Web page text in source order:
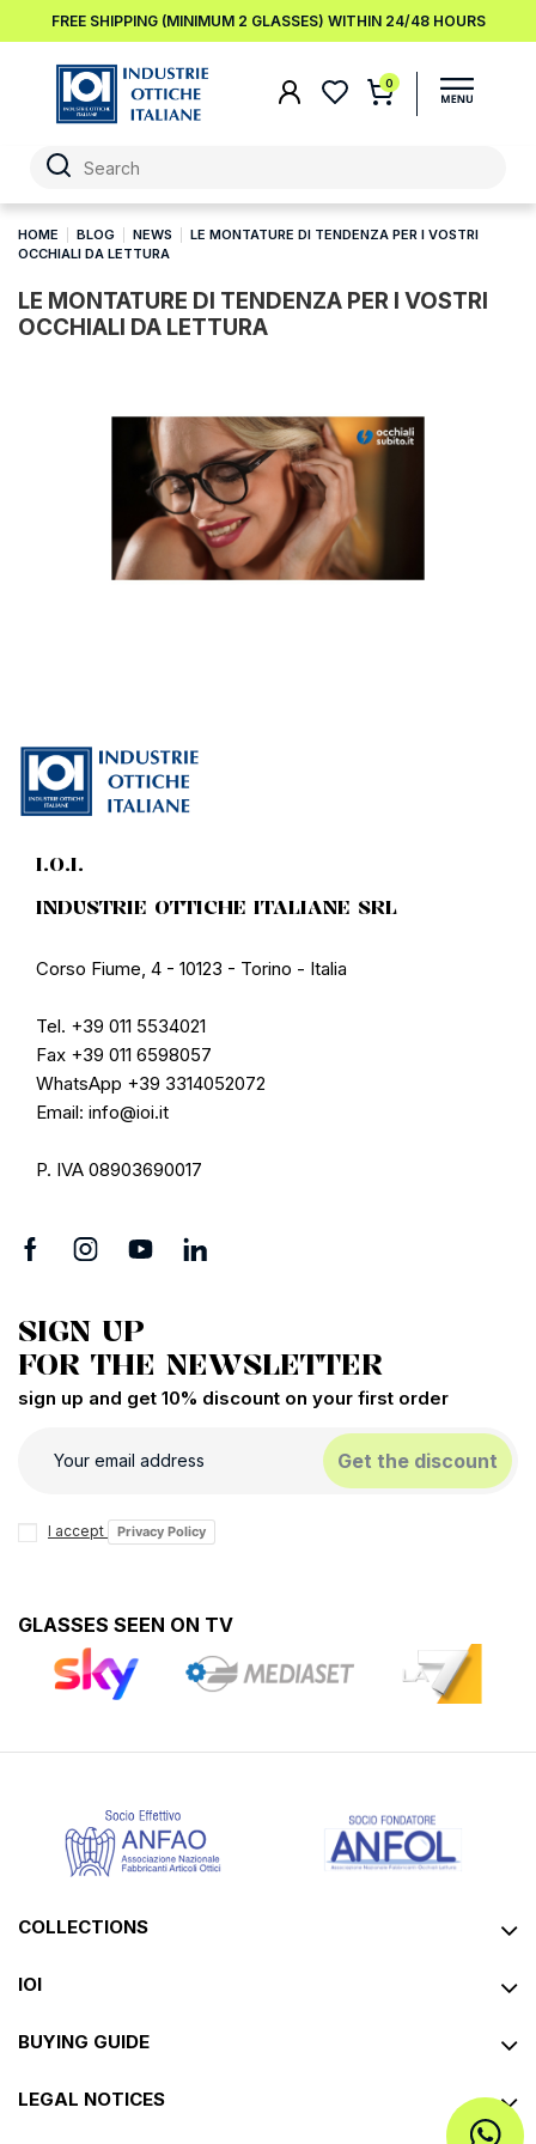
FREE SHIPPING (MINIMUM 2 GLASSES) WITHIN 24/48 HOURS
0
HOME BLOG NEWS
LE MONTATURE DI TENDENZA PER I VOSTRI
OCCHIALI DA LETTURA
LE MONTATURE DI TENDENZA PER I VOSTRI
OCCHIALI DA LETTURA
I.O.I.
INDUSTRIE OTTICHE ITALIANE SRL
Corso Fiume, 4 - 10123 - Torino - Italia
Tel. +39 011 5534021
Fax +39 011 6598057
WhatsApp +39 3314052072
Email: info@ioi.it
P. IVA 08903690017
SIGN UP
FOR THE NEWSLETTER
sign up and get 10% discount on your first order
Get the discount
I accept Privacy Policy
GLASSES SEEN ON TV
COLLECTIONS
IOI
BUYING GUIDE
LEGAL NOTICES